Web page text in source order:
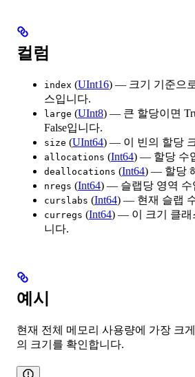
컬럼
index (UInt16) — 크기 기준으
스입니다.
large (UInt8) — 큰 할당이면
False입니다.
size (UInt64) — 이 빈의 할당
allocations (Int64) — 할당 수
deallocations (Int64) — 할당
nregs (Int64) — 슬랩당 영역 수
curslabs (Int64) — 현재 슬랩
curregs (Int64) — 이 크기 클래
니다.
예시
현재 전체 메모리 사용량에 가장 크
의 크기를 확인합니다.